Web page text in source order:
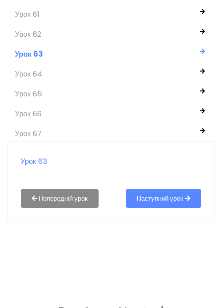
Урок 61
Урок 62
Урок 63
Урок 64
Урок 65
Урок 66
Урок 67
Урок 63
Наступний урок